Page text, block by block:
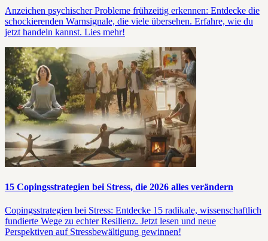
Anzeichen psychischer Probleme frühzeitig erkennen: Entdecke die
schockierenden Warnsignale, die viele übersehen. Erfahre, wie du
jetzt handeln kannst. Lies mehr!
15 Copingsstrategien bei Stress, die 2026 alles verändern
Copingsstrategien bei Stress: Entdecke 15 radikale, wissenschaftlich
fundierte Wege zu echter Resilienz. Jetzt lesen und neue
Perspektiven auf Stressbewältigung gewinnen!